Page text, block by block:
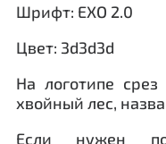
Шрифт: EXO 2.0
Цвет: 3d3d3d
На логотипе
хвойный лес,
Если нужен